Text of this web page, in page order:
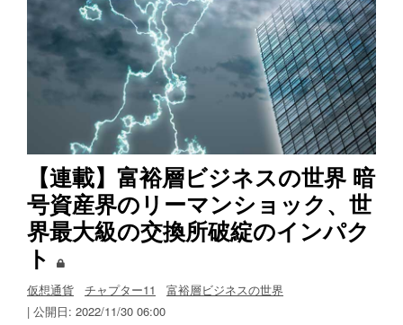
【連載】富裕層ビジネスの世界 暗
号資産界のリーマンショック、世
界最大級の交換所破綻のインパク
ト
仮想通貨 チャプター11
富裕層ビジネスの世界
| 公開日: 2022/11/30 06:00